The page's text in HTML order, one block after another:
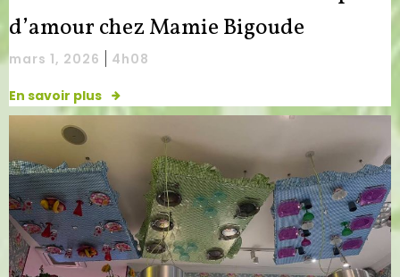
d’amour chez Mamie Bigoude
mars 1, 2026 4h08
En savoir plus